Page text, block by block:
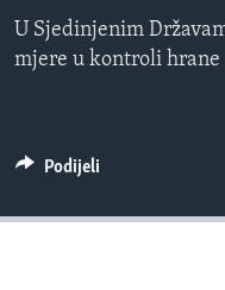
MAGAZIN
O GLASU AMERIKE
0:00 0:00:00
U Sjedinjenim
mjere u kontroli hrane
Podijeli